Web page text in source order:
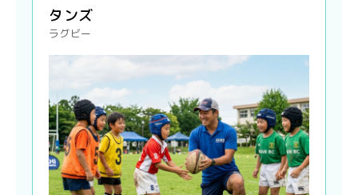
タンズ
ラグビー